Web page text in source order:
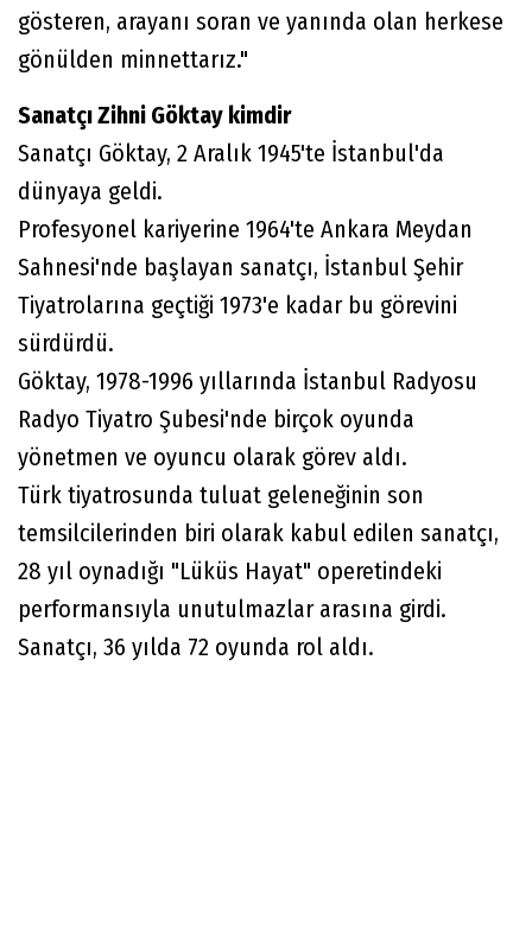
gösteren, arayanı soran ve yanında olan herkese
gönülden minnettarız."
Sanatçı Zihni Göktay kimdir
Sanatçı Göktay, 2 Aralık 1945'te İstanbul'da
dünyaya geldi.
Profesyonel kariyerine 1964'te Ankara Meydan
Sahnesi'nde başlayan sanatçı, İstanbul Şehir
Tiyatrolarına geçtiği 1973'e kadar bu görevini
sürdürdü.
Göktay, 1978-1996 yıllarında İstanbul Radyosu
Radyo Tiyatro Şubesi'nde birçok oyunda
yönetmen ve oyuncu olarak görev aldı.
Türk tiyatrosunda tuluat geleneğinin son
temsilcilerinden biri olarak kabul edilen sanatçı,
28 yıl oynadığı "Lüküs Hayat" operetindeki
performansıyla unutulmazlar arasına girdi.
Sanatçı, 36 yılda 72 oyunda rol aldı.​​​​​​​